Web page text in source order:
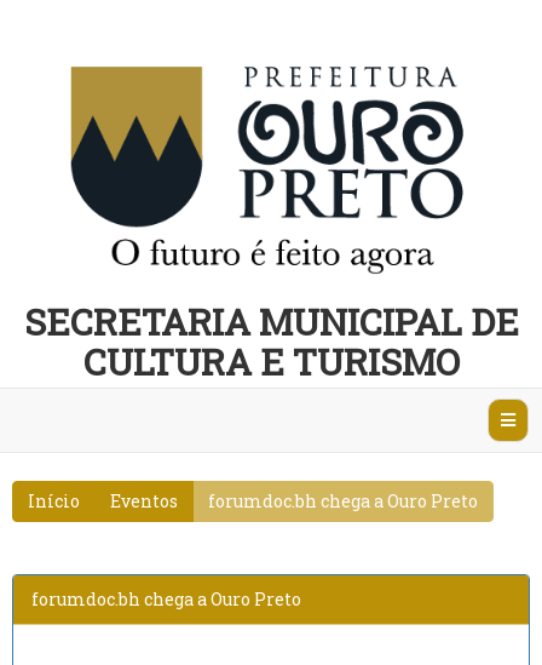
SECRETARIA MUNICIPAL DE
CULTURA E TURISMO
Início Eventos forumdoc.bh chega a Ouro Preto
forumdoc.bh chega a Ouro Preto